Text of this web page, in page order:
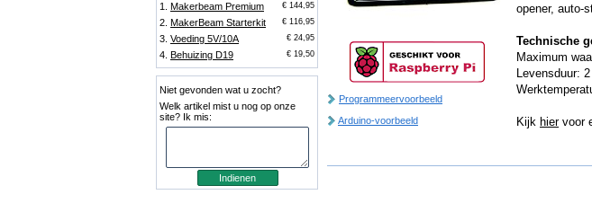
1. Makerbeam Premium € 144,95
2. MakerBeam Starterkit € 116,95
3. Voeding 5V/10A € 24,95
4. Behuizing D19 € 19,50
Niet gevonden wat u zocht?
Welk artikel mist u nog op onze
site? Ik mis:
Programmeervoorbeeld
Arduino-voorbeeld
opener, auto-
Technische
Maximum
Levensduur:
Kijk hiervoor